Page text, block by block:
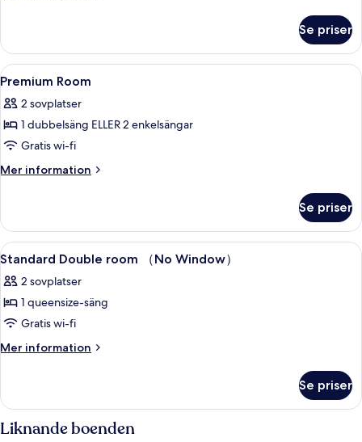
Room
Double
Or
Twin
Se priser
Öppna
alla
foton
för
Premium
Room
4
Premium Room
2 sovplatser
1 dubbelsäng ELLER 2 enkelsängar
Gratis wi-fi
Mer information
Mer
Room
Se priser
Öppna
alla
foton
för
Standard
Double
Window）
2
Standard Double room （No Window）
2 sovplatser
1 queensize-säng
Gratis wi-fi
Mer information
Mer
Double
room
（No
Se priser
Liknande boenden